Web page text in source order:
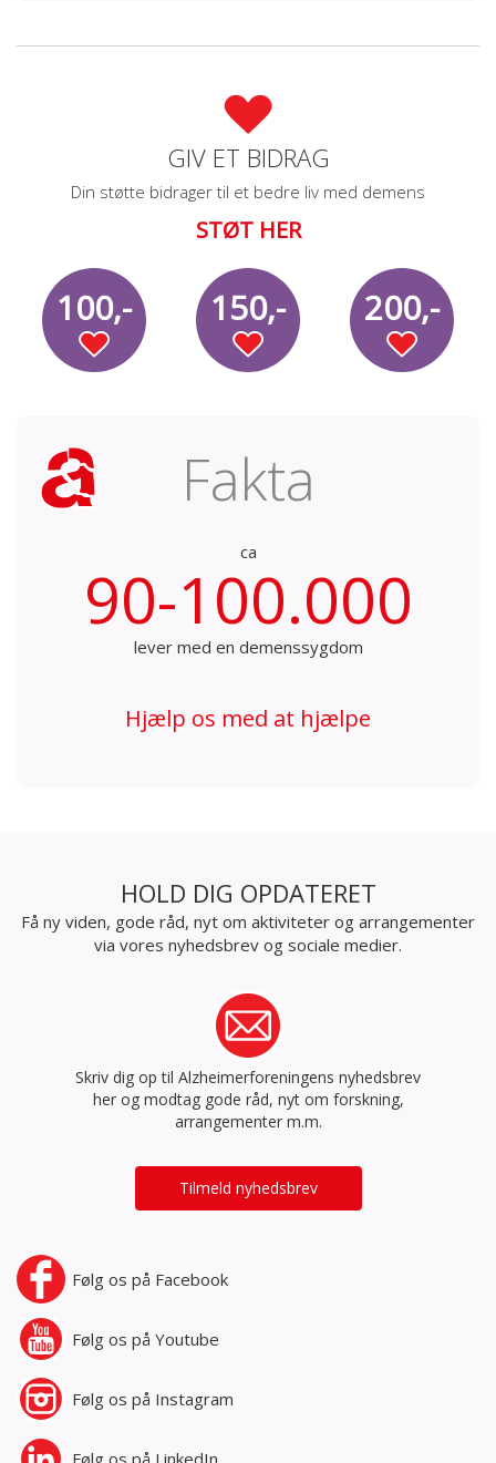
GIV ET BIDRAG
Din støtte bidrager til et bedre liv med demens
STØT HER
100,- 150,- 200,-
Fakta
ca
90-100.000
lever med en demenssygdom
Hjælp os med at hjælpe
HOLD DIG OPDATERET
Få ny viden, gode råd, nyt om aktiviteter og arrangementer
via vores nyhedsbrev og sociale medier.
Skriv dig op til Alzheimerforeningens nyhedsbrev
her og modtag gode råd, nyt om forskning,
arrangementer m.m.
Tilmeld nyhedsbrev
Følg os på Facebook
Følg os på Youtube
Følg os på Instagram
Følg os på LinkedIn